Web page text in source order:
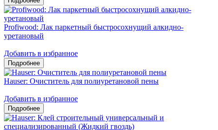
Profiwood: Лак паркетный быстросохнущий алкидно-
уретановый
Добавить в избранное
Hauser: Очиститель для полиуретановой пены
Добавить в избранное